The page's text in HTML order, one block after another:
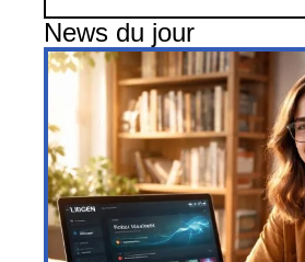
News du jour